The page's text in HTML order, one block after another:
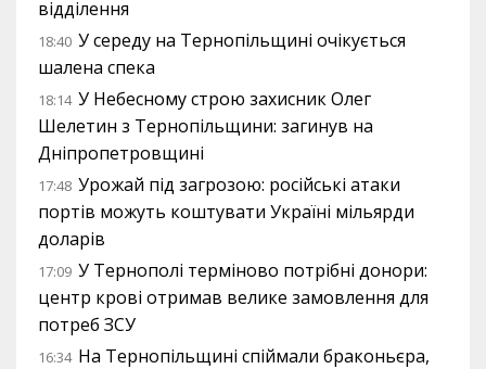
відділення
18:40 У середу на Тернопільщині очікується
шалена спека
18:14 У Небесному строю захисник Олег
Шелетин з Тернопільщини: загинув на
Дніпропетровщині
17:48 Урожай під загрозою: російські атаки
портів можуть коштувати Україні мільярди
доларів
17:09 У Тернополі терміново потрібні донори:
центр крові отримав велике замовлення для
потреб ЗСУ
16:34 На Тернопільщині спіймали браконьєра,